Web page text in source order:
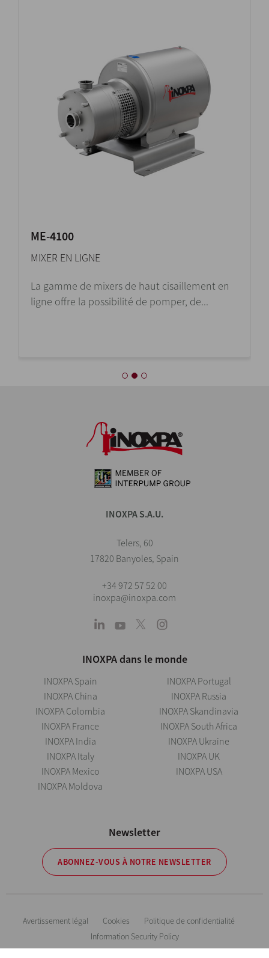
ME-4100
MIXER EN LIGNE
La gamme de mixers de haut cisaillement en
ligne offre la possibilité de pomper, de...
INOXPA S.A.U.
Telers, 60
17820 Banyoles, Spain
+34 972 57 52 00
inoxpa@inoxpa.com
INOXPA dans le monde
INOXPA Spain
INOXPA China
INOXPA Colombia
INOXPA France
INOXPA India
INOXPA Italy
INOXPA Mexico
INOXPA Moldova
INOXPA Portugal
INOXPA Russia
INOXPA Skandinavia
INOXPA South Africa
INOXPA Ukraine
INOXPA UK
INOXPA USA
Newsletter
ABONNEZ-VOUS À NOTRE NEWSLETTER
Avertissement légal Cookies
Politique de confidentialité
Information Security Policy